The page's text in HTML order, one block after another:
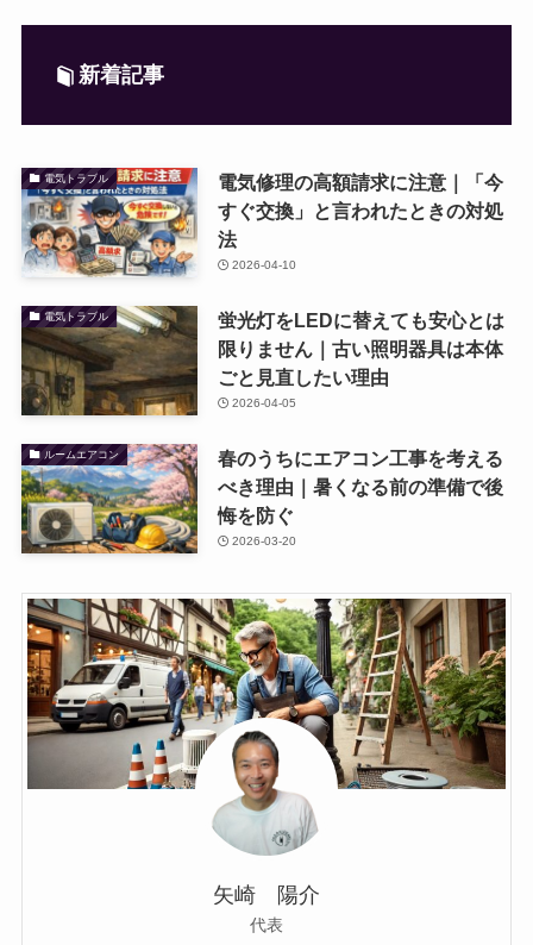
新着記事
電気トラブル
電気修理の高額請求に注意｜「今
すぐ交換」と言われたときの対処
法
2026-04-10
電気トラブル
蛍光灯をLEDに替えても安心とは
限りません｜古い照明器具は本体
ごと見直したい理由
2026-04-05
ルームエアコン
春のうちにエアコン工事を考える
べき理由｜暑くなる前の準備で後
悔を防ぐ
2026-03-20
矢崎 陽介
代表